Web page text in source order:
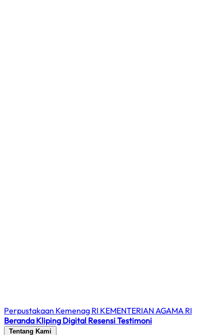
Perpustakaan Kemenag RI KEMENTERIAN AGAMA RI
Beranda Kliping Digital ResensiTestimoni
Tentang Kami